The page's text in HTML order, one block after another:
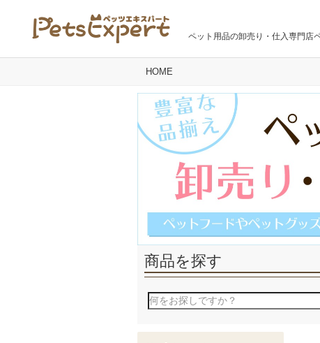
ペット用品の卸売り・仕入専門店
HOME
商品を探す